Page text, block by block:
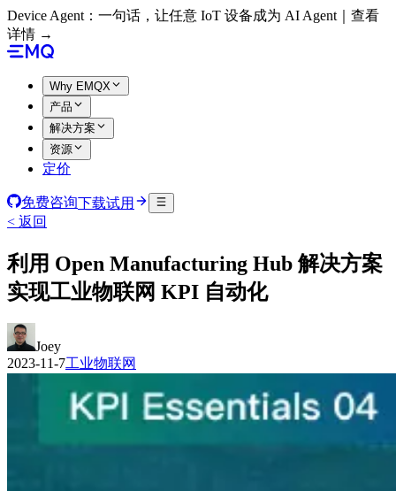
Device Agent：一句话，让任意 IoT 设备成为 AI Agent｜查看
详情 →
Why EMQX
产品
解决方案
资源
定价
免费咨询下载试用
< 返回
利用 Open Manufacturing Hub 解决方案
实现工业物联网 KPI 自动化
Joey
2023-11-7工业物联网